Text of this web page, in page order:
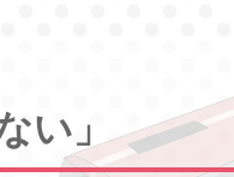
い」